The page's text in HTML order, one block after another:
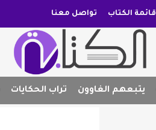
قائمة الكتاب تواصل معنا
يتبعهم الغاوون تراب الحكايات